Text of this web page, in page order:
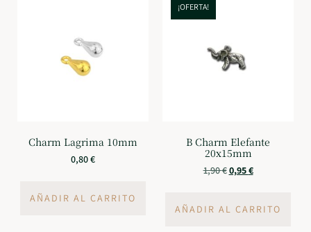
Charm Lagrima 10mm
0,80€
AÑADIR AL CARRITO
¡OFERTA!
B Charm Elefante
20x15mm
1,90€0,95€
AÑADIR AL CARRITO